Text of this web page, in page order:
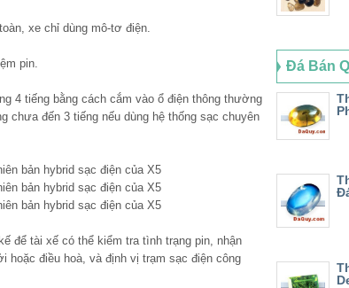
xe chỉ dùng mô-tơ điện.
pin.
4 tiếng bằng cách cắm vào ổ điện thông thường
chưa đến 3 tiếng nếu dùng hệ thống sạc chuyên
để tài xế có thể kiểm tra tình trạng pin, nhận
hoặc điều hoà, và định vị trạm sạc điện công
Đá Bán